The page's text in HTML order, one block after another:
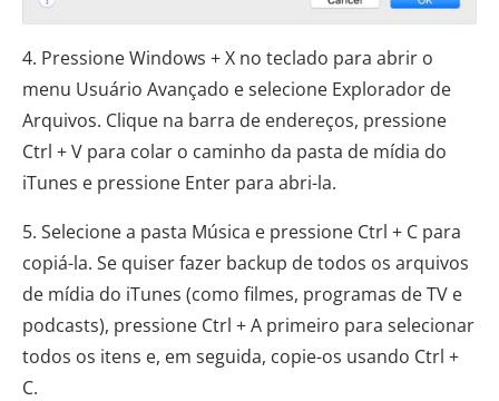
4. Pressione Windows + X no teclado para abrir o
menu Usuário Avançado e selecione Explorador de
Arquivos. Clique na barra de endereços, pressione
Ctrl + V para colar o caminho da pasta de mídia do
iTunes e pressione Enter para abri-la.
5. Selecione a pasta Música e pressione Ctrl + C para
copiá-la. Se quiser fazer backup de todos os arquivos
de mídia do iTunes (como filmes, programas de TV e
podcasts), pressione Ctrl + A primeiro para selecionar
todos os itens e, em seguida, copie-os usando Ctrl +
C.